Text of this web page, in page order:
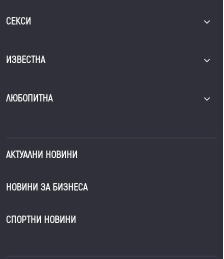
СЕКСИ
ИЗВЕСТНА
ЛЮБОПИТНА
АКТУАЛНИ НОВИНИ
НОВИНИ ЗА БИЗНЕСА
СПОРТНИ НОВИНИ